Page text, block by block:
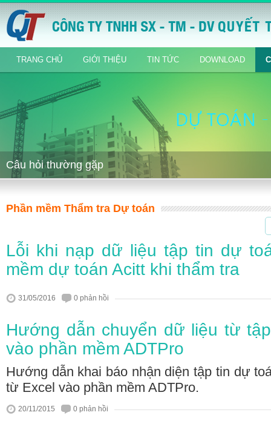
TRANG CHỦ GIỚI THIỆU TIN TỨC DOWNLOAD
Câu hỏi thường gặp
Phần mềm Thẩm tra Dự toán
Lỗi khi nạp dữ liệu tập tin dự
mềm dự toán Acitt khi thẩm tra
31/05/2016 0 phản hồi
Hướng dẫn chuyển dữ liệu từ
vào phần mềm ADTPro
Hướng dẫn khai báo nhận diện tập tin dự
từ Excel vào phần mềm ADTPro.
20/11/2015 0 phản hồi